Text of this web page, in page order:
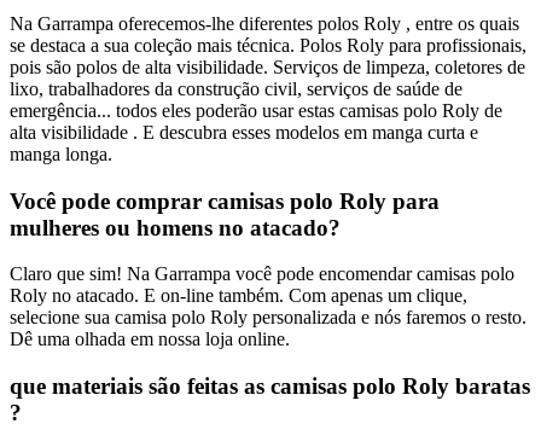
Na Garrampa oferecemos-lhe diferentes polos Roly , entre os quais
se destaca a sua coleção mais técnica. Polos Roly para profissionais,
pois são polos de alta visibilidade. Serviços de limpeza, coletores de
lixo, trabalhadores da construção civil, serviços de saúde de
emergência... todos eles poderão usar estas camisas polo Roly de
alta visibilidade . E descubra esses modelos em manga curta e
manga longa.
Você pode comprar camisas polo Roly para
mulheres ou homens no atacado?
Claro que sim! Na Garrampa você pode encomendar camisas polo
Roly no atacado. E on-line também. Com apenas um clique,
selecione sua camisa polo Roly personalizada e nós faremos o resto.
Dê uma olhada em nossa loja online.
que materiais são feitas as camisas polo Roly baratas
?